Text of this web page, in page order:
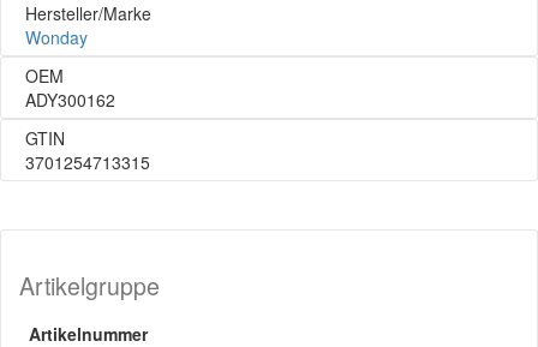
Hersteller/Marke
Wonday
OEM
ADY300162
GTIN
3701254713315
Artikelgruppe
Artikelnummer